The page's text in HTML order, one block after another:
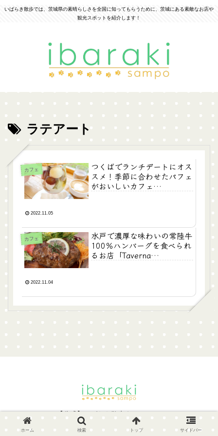
いばらき散歩では、茨城県の素晴らしさを全国に知ってもらうために、茨城にある素敵なお店や
観光スポットを紹介します！
ラテアート
カフェ
つくばでランチデートにオス
スメ！季節に合わせたパフェ
がおいしいカフェ
2022.11.05
カフェ
水戸で濃厚な味わいの常陸牛
100％ハンバーグを食べられ
るお店「Taverna
2022.11.04
© 2022 【公式】いばらき散歩｜IBARAKI SAMPO.
ホーム 検索 トップ サイドバー